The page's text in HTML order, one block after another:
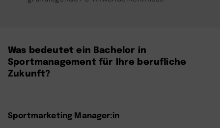
Was bedeutet ein Bachelor in
Sportmanagement für Ihre berufliche
Zukunft?
Sportmarketing Manager:in